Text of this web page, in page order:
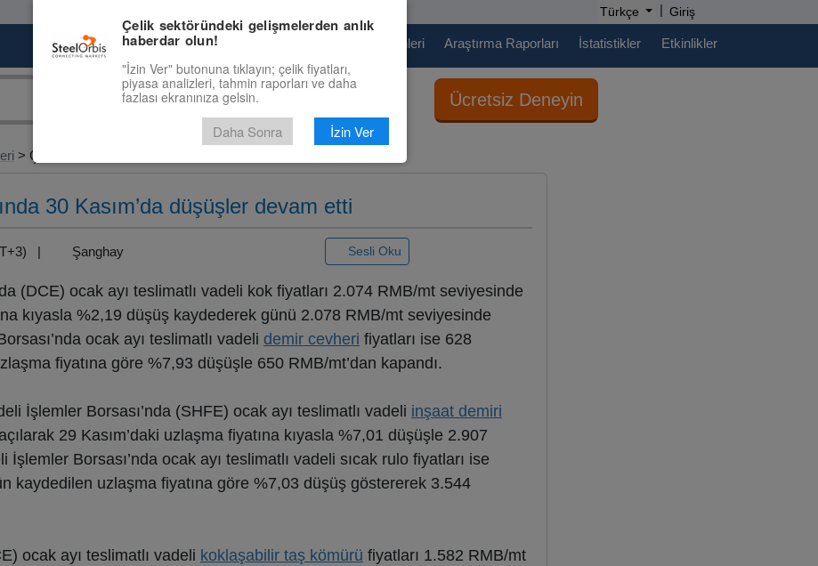
Türkçe | Giriş
Pazaryeri Fiyat Tahminleri Araştırma Raporları İstatistikler Etkinlikler
Ücretsiz Deneyin
> Çin...
30 Kasım’da düşüşler devam etti
| Şanghay Sesli Oku
(DCE) ocak ayı teslimatlı vadeli kok fiyatları 2.074 RMB/mt seviyesinde
kıyasla %2,19 düşüş kaydederek günü 2.078 RMB/mt seviyesinde
ocak ayı teslimatlı vadeli demir cevheri fiyatları ise 628
fiyatına göre %7,93 düşüşle 650 RMB/mt’dan kapandı.
İşlemler Borsası’nda (SHFE) ocak ayı teslimatlı vadeli inşaat demiri
29 Kasım’daki uzlaşma fiyatına kıyasla %7,01 düşüşle 2.907
İşlemler Borsası’nda ocak ayı teslimatlı vadeli sıcak rulo fiyatları ise
kaydedilen uzlaşma fiyatına göre %7,03 düşüş göstererek 3.544
ocak ayı teslimatlı vadeli koklaşabilir taş kömürü fiyatları 1.582 RMB/mt
Çelik sektöründeki gelişmelerden anlık
haberdar olun!
"İzin Ver" butonuna tıklayın; çelik fiyatları,
piyasa analizleri, tahmin raporları ve daha
fazlası ekranınıza gelsin.
Daha Sonra İzin Ver